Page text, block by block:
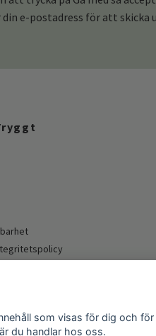
din e-postadress för att skicka
som visas för dig och för
du handlar hos oss.